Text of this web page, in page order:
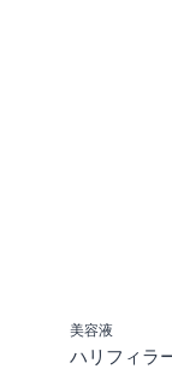
美容液
ハリフィラ